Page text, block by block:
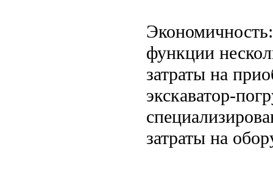
Экономичность:
функции
затраты на
экскаватор-
затраты на